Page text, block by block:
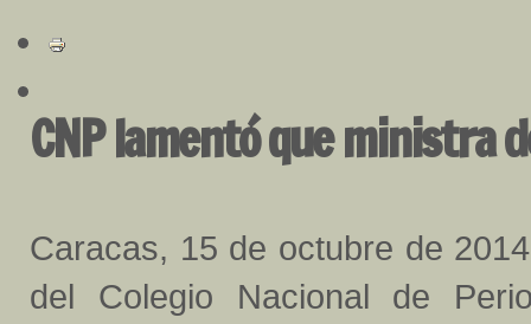
CNP lamentó que ministra
Caracas, 15 de octubre de
del Colegio Nacional de